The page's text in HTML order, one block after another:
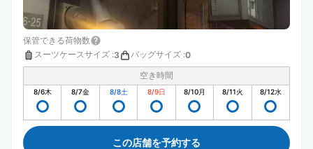
保管できる荷物数
スーツケースサイズ :3 バッグサイズ :0
空き時間
8/6木 8/7金 8/8土 8/9日 8/10月 8/11火 8/12水
この店舗を予約する